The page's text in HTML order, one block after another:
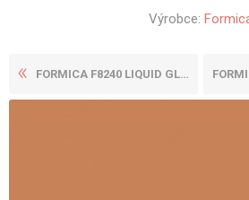
Výrobce:
FORMICA F8240 LIQUID GLASS ...